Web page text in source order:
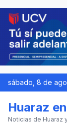
sábado, 8 de
Huaraz
Noticias de Huaraz